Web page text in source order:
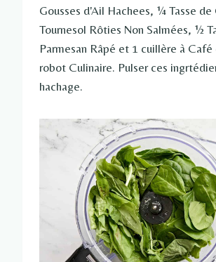
Gousses d'Ail Hachees, ¼ Tasse de
Tournesol Rôties Non Salmées, ½
Parmesan Râpé et 1 cuillère à Café
robot Culinaire. Pulser ces
hachage.